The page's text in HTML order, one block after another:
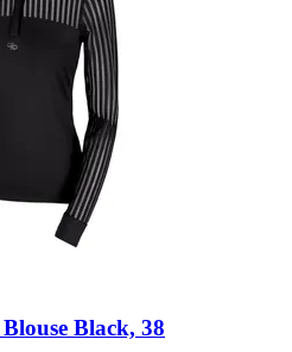
Blouse Black, 38